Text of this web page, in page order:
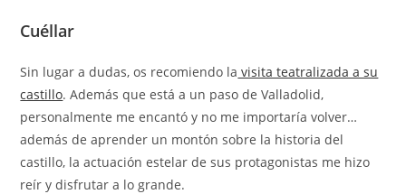
Cuéllar
Sin lugar a dudas, os recomiendo la visita teatralizada a su
castillo. Además que está a un paso de Valladolid,
personalmente me encantó y no me importaría volver…
además de aprender un montón sobre la historia del
castillo, la actuación estelar de sus protagonistas me hizo
reír y disfrutar a lo grande.